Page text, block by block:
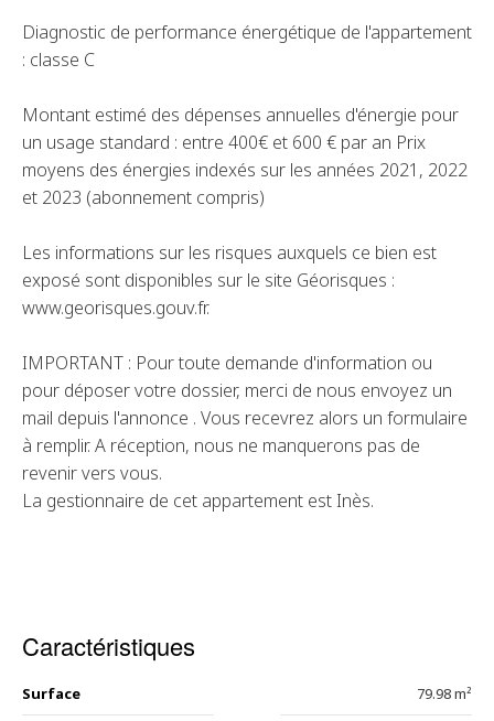
Diagnostic de performance énergétique de l'appartement
: classe C
Montant estimé des dépenses annuelles d'énergie pour
un usage standard : entre 400€ et 600 € par an Prix
moyens des énergies indexés sur les années 2021, 2022
et 2023 (abonnement compris)
Les informations sur les risques auxquels ce bien est
exposé sont disponibles sur le site Géorisques :
www.georisques.gouv.fr.
IMPORTANT : Pour toute demande d'information ou
pour déposer votre dossier, merci de nous envoyez un
mail depuis l'annonce . Vous recevrez alors un formulaire
à remplir. A réception, nous ne manquerons pas de
revenir vers vous.
La gestionnaire de cet appartement est Inès.
Caractéristiques
Surface 79.98 m²